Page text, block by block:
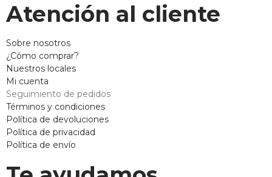
Atención al cliente
Sobre nosotros
¿Cómo comprar?
Nuestros locales
Mi cuenta
Seguimiento de pedidos
Términos y condiciones
Política de devoluciones
Política de privacidad
Política de envío